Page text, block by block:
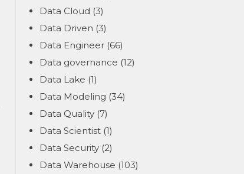
Data Cloud (3)
Data Driven (3)
Data Engineer (66)
Data governance (12)
Data Lake (1)
Data Modeling (34)
Data Quality (7)
Data Scientist (1)
Data Security (2)
Data Warehouse (103)